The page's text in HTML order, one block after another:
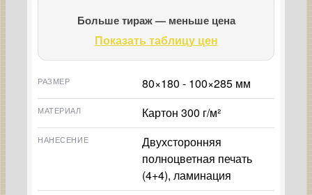
Больше тираж — меньше цена
Показать таблицу цен
РАЗМЕР 80×180 - 100×285 мм
МАТЕРИАЛ Картон 300 г/м²
НАНЕСЕНИЕ
Двухсторонняя
полноцветная печать
(4+4), ламинация